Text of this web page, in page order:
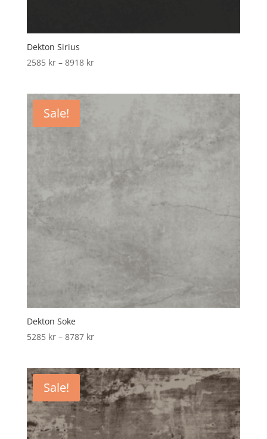
Dekton Sirius
2585 kr – 8918 krPrice
Sale!
Dekton Soke
5285 kr – 8787 krPrice
through
8787 kr
Sale!